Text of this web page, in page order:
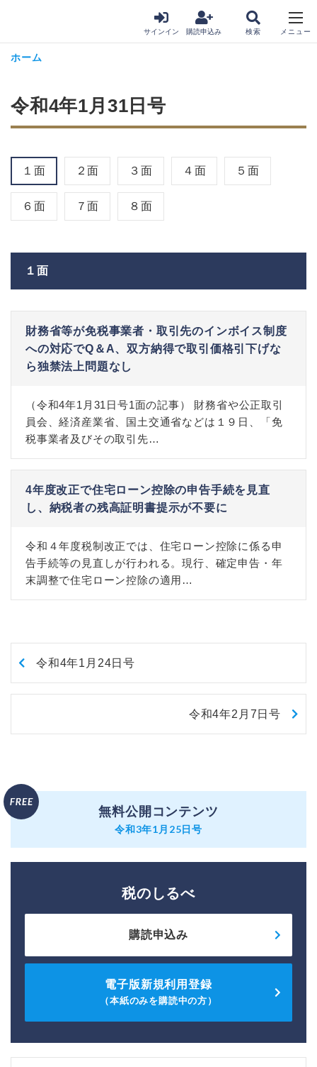
サインイン 購読申込み
ホーム
令和4年1月31日号
１面 ２面 ３面 ４面 ５面
６面 ７面 ８面
１面
財務省等が免税事業者・取引先のインボイス制度
への対応でQ＆A、双方納得で取引価格引下げな
ら独禁法上問題なし
（令和4年1月31日号1面の記事） 財務省や公正取引
員会、経済産業省、国土交通省などは１９日、「免
税事業者及びその取引先…
4年度改正で住宅ローン控除の申告手続を見直
し、納税者の残高証明書提示が不要に
令和４年度税制改正では、住宅ローン控除に係る申
告手続等の見直しが行われる。現行、確定申告・年
末調整で住宅ローン控除の適用…
令和4年1月24日号
令和4年2月7日号
無料公開コンテンツ
令和3年1月25日号
税のしるべ
購読申込み
電子版新規利用登録
（本紙のみを購読中の方）